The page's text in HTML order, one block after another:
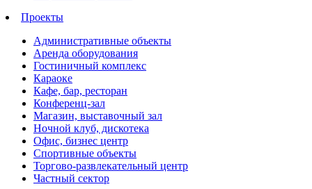
Проекты
Административные объекты
Аренда оборудования
Гостиничный комплекс
Караоке
Кафе, бар, ресторан
Конференц-зал
Магазин, выставочный зал
Ночной клуб, дискотека
Офис, бизнес центр
Спортивные объекты
Торгово-развлекательный центр
Частный сектор